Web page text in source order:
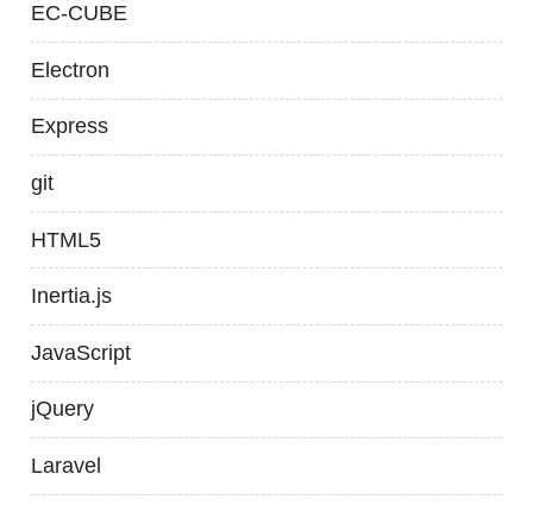
EC-CUBE
Electron
Express
git
HTML5
Inertia.js
JavaScript
jQuery
Laravel